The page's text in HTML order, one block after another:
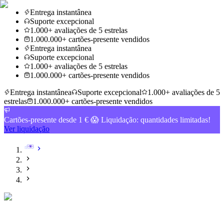
Entrega instantânea
Suporte excepcional
1.000+ avaliações de 5 estrelas
1.000.000+ cartões-presente vendidos
Entrega instantânea
Suporte excepcional
1.000+ avaliações de 5 estrelas
1.000.000+ cartões-presente vendidos
Entrega instantânea
Suporte excepcional
1.000+ avaliações de 5
estrelas
1.000.000+ cartões-presente vendidos
Cartões-presente desde 1 € 😱 Liquidação: quantidades limitadas!
Ver liquidação